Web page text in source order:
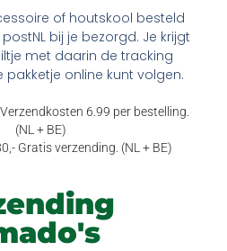
of houtskool besteld
bij je bezorgd. Je krijgt
met daarin de tracking
online kunt volgen.
6.99 per bestelling.
(NL + BE)
Gratis verzending. (NL + BE)